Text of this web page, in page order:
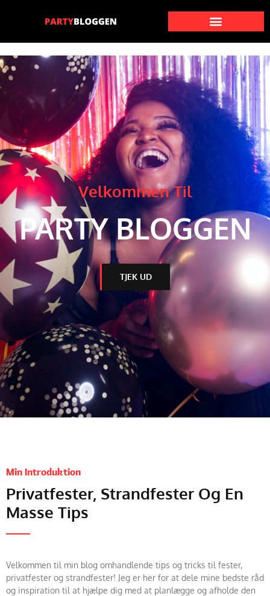
Velkommen Til
PARTY BLOGGEN
TJEK UD
Min Introduktion
Privatfester, Strandfester Og En
Masse Tips
Velkommen til min blog omhandlende tips og tricks til fester,
privatfester og strandfester! Jeg er her for at dele mine bedste råd
og inspiration til at hjælpe dig med at planlægge og afholde den